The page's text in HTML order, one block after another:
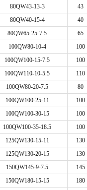
80QW43-13-3
43
80QW40-15-4
40
80QW65-25-7.5
65
100QW80-10-4
100
100QW100-15-7.5
100
100QW110-10-5.5
110
100QW80-20-7.5
80
100QW100-25-11
100
100QW100-30-15
100
100QW100-35-18.5
100
125QW130-15-11
130
125QW130-20-15
130
150QW145-9-7.5
145
150QW180-15-15
180